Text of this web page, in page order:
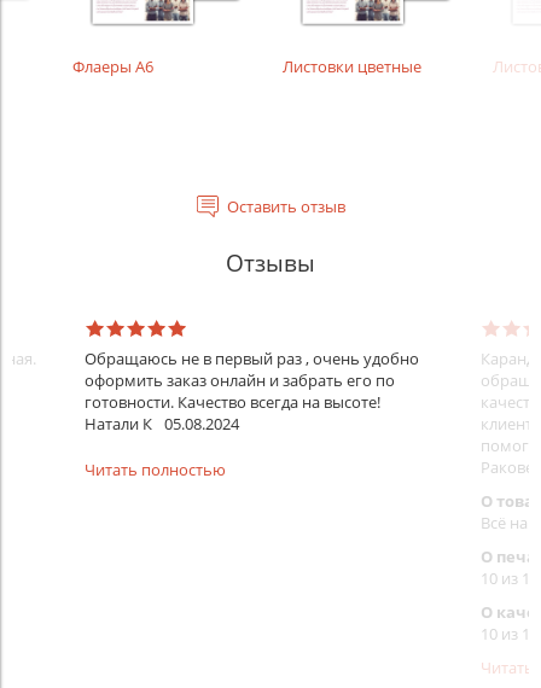
Флаеры А6 Листовки цветные
Оставить отзыв
Отзывы
Обращаюсь не в первый раз , очень удобно
оформить заказ онлайн и забрать его по
готовности. Качество всегда на высоте!
Натали К 05.08.2024
Читать полностью
О
Всё на
О
10 из 10
О
10 из 10
Читать